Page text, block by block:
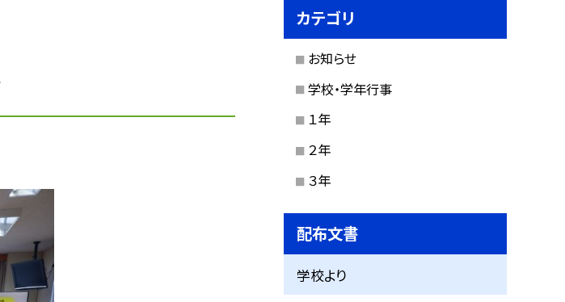
カテゴリ
お知らせ
学校・学年行事
１年
２年
３年
配布文書
学校より